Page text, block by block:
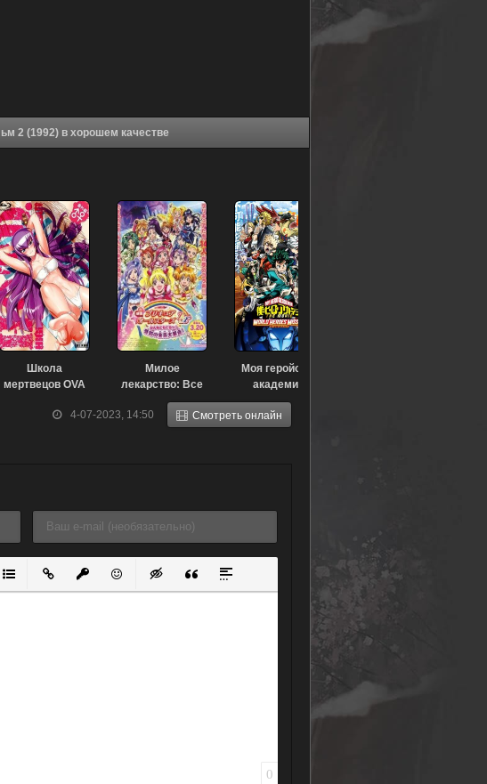
Аниме Ранма 1/2. Фильм 2 (1992) в хорошем качестве
4-07-2023, 14:50 Смотреть онлайн
Школа
мертвецов OVA
Милое
лекарство: Все
друзья —
Большое
Моя геройская
академия.
Фильм 3:
Миссия мировых
списоксписок
Вставить ссылку
Вставить защищенную ссылку
Вставить смайлик
Вставка скрытого текста
Вставка цитаты
Вставка спойлера
0